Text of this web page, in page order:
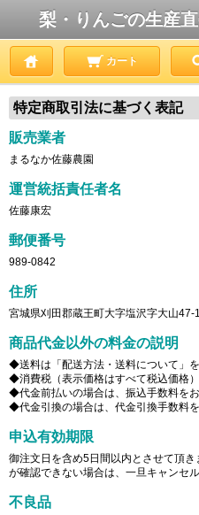
梨・りんごの生産
カート
特定商取引法に基づく表記
販売業者
まるなか佐藤農園
運営統括責任者名
佐藤康宏
郵便番号
989-0842
住所
宮城県刈田郡蔵王町大字塩沢字大山47-1
商品代金以外の料金の説明
◆送料は「配送方法・送料について」を
◆消費税（表示価格はすべて税込価格）
◆代金前払いの場合は、振込手数料をお
◆代金引換の場合は、代金引換手数料を
申込有効期限
御注文日を含め5日間以内とさせて頂
が確認できない場合は、一旦キャンセ
不良品